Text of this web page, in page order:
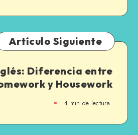
Artículo Siguiente
Diferencia entre
y Housework
4 min de lectura